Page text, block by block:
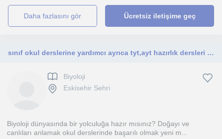
daha fazlasını gör Ücretsiz iletişime geç
sınıf okul derslerine yardımcı ayrıca tyt,ayt hazırlık dersleri veriyorum
Biyoloji
Eskisehir Sehri
Biyoloji dünyasında bir yolculuğa hazır mısınız? Doğayı ve
canlıları anlamak okul derslerinde başarılı olmak yeni m...